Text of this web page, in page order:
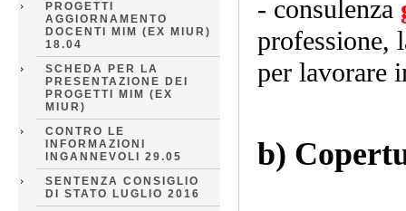
PROGETTI
AGGIORNAMENTO
DOCENTI MIM (EX MIUR)
18.04
SCHEDA PER LA
PRESENTAZIONE DEI
PROGETTI MIM (EX
MIUR)
CONTRO LE
INFORMAZIONI
INGANNEVOLI 29.05
SENTENZA CONSIGLIO
DI STATO LUGLIO 2016
- consulenza
professione,
per lavorare
b)